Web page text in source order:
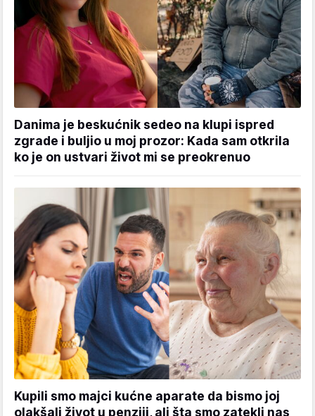
Danima je beskućnik sedeo na klupi ispred
zgrade i buljio u moj prozor: Kada sam otkrila
ko je on ustvari život mi se preokrenuo
Kupili smo majci kućne aparate da bismo joj
olakšali život u penziji, ali šta smo zatekli nas